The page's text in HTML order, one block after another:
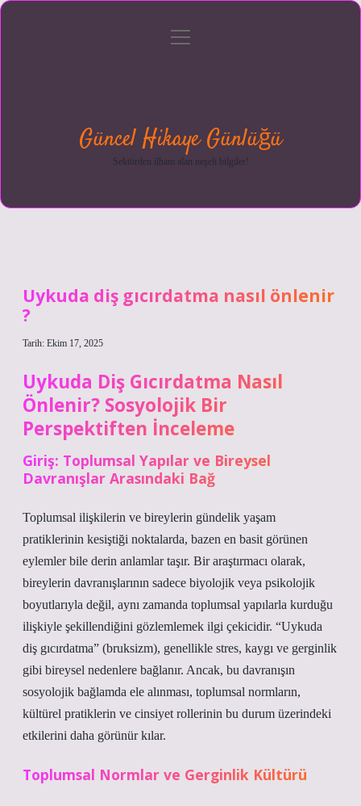
menüyü
Güncel Hikaye Günlüğü
Sektörden ilham alan neşeli bilgiler!
Uykuda diş gıcırdatma nasıl önlenir
?
Tarih: Ekim 17, 2025
Uykuda Diş Gıcırdatma Nasıl
Önlenir? Sosyolojik Bir
Perspektiften İnceleme
Giriş: Toplumsal Yapılar ve Bireysel
Davranışlar Arasındaki Bağ
Toplumsal ilişkilerin ve bireylerin gündelik yaşam
pratiklerinin kesiştiği noktalarda, bazen en basit görünen
eylemler bile derin anlamlar taşır. Bir araştırmacı olarak,
bireylerin davranışlarının sadece biyolojik veya psikolojik
boyutlarıyla değil, aynı zamanda toplumsal yapılarla kurduğu
ilişkiyle şekillendiğini gözlemlemek ilgi çekicidir. “Uykuda
diş gıcırdatma” (bruksizm), genellikle stres, kaygı ve gerginlik
gibi bireysel nedenlere bağlanır. Ancak, bu davranışın
sosyolojik bağlamda ele alınması, toplumsal normların,
kültürel pratiklerin ve cinsiyet rollerinin bu durum üzerindeki
etkilerini daha görünür kılar.
Toplumsal Normlar ve Gerginlik Kültürü